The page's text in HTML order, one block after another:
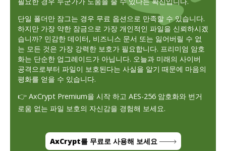
단일 폴더만 잠그는 경우 무료 옵션으로 만족할 수 있습니다.
하지만 가장 약한 잠금으로 가장 개인적인 파일을 신뢰하시겠
습니까? 민감한 데이터, 비즈니스 문서 또는 잃어버릴 수 없
는 모든 것은 가장 강력한 보호가 필요합니다. 프리미엄 암호
화는 단순한 업그레이드가 아닙니다. 오늘과 미래의 사이버
공격으로부터 파일이 보호된다는 사실을 알기 때문에 마음의
평화를 얻을 수 있습니다.
👉 AxCrypt Premium을 시작 하고 AES-256 암호화와 번거
로움 없는 파일 보호의 자신감을 경험해 보세요.
AxCrypt를 무료로 사용해 보세요